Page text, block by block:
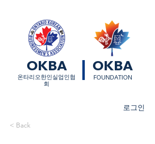
OKBA OKBA
​온타리오한인실업인협
회
FOUNDATION
로그인
< Back